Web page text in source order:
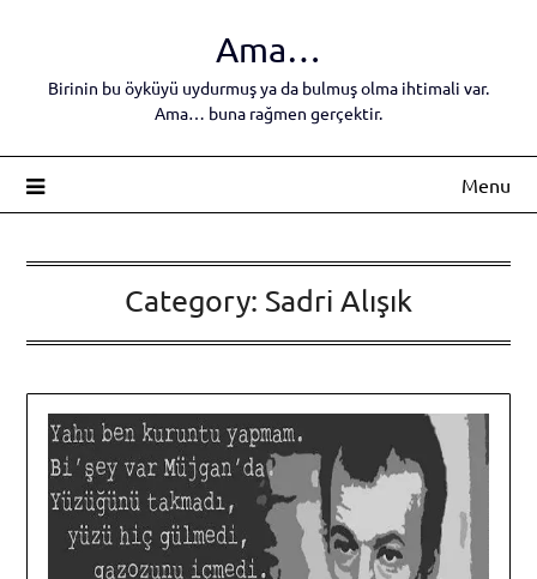
content
Ama…
Birinin bu öyküyü uydurmuş ya da bulmuş olma ihtimali var.
Ama… buna rağmen gerçektir.
Menu
Category: Sadri Alışık